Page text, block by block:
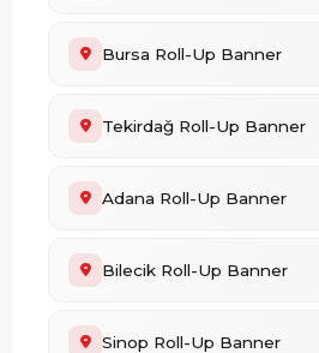
Bursa Roll-Up Banner
Tekirdağ Roll-Up Banner
Adana Roll-Up Banner
Bilecik Roll-Up Banner
Sinop Roll-Up Banner